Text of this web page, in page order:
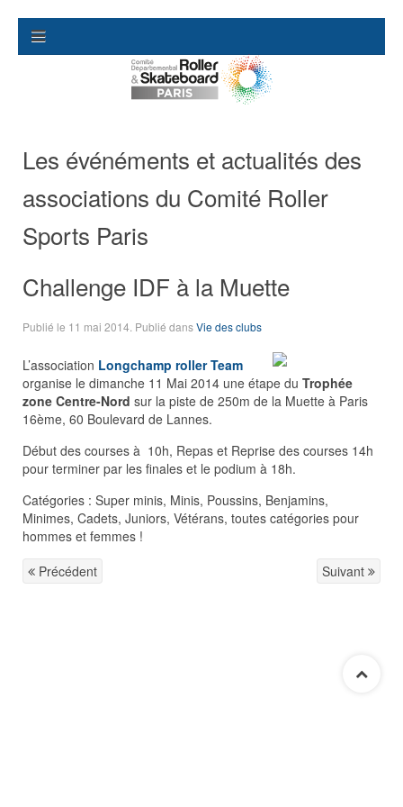
Les événéments et actualités des
associations du Comité Roller
Sports Paris
Challenge IDF à la Muette
Publié le 11 mai 2014 . Publié dansVie des clubs
L’association Longchamp roller Team
organise le dimanche 11 Mai 2014 une étape du Trophée
zone Centre-Nord sur la piste de 250m de la Muette à Paris
16ème, 60 Boulevard de Lannes.
Début des courses à 10h, Repas et Reprise des courses 14h
pour terminer par les finales et le podium à 18h.
Catégories : Super minis, Minis, Poussins, Benjamins,
Minimes, Cadets, Juniors, Vétérans, toutes catégories pour
hommes et femmes !
Précédent
Suivant